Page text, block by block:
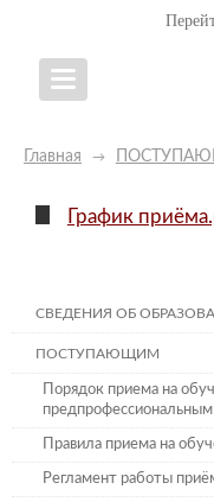
Главная →
График
СВЕДЕНИЯ ОБ
ПОСТУПАЮЩИМ
Порядок приема на
Правила приема на
Регламент работы